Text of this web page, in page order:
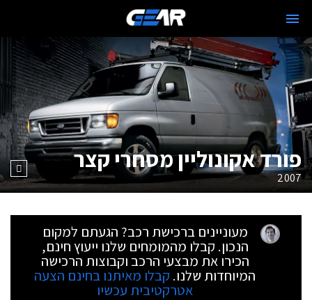
פורד אקונוליין מסחרי קצר
2007
מעוניינים ברכישת רכב? הגעתם למקום
הנכון. קבלו מהמומחים שלנו ייעוץ חינם,
הכירו את מבצעי הרכב וקבוצות הרכישה
המיוחדות שלנו. קבלו מאיתנו בחינם הצעה
אטרקטיבית עכשיו